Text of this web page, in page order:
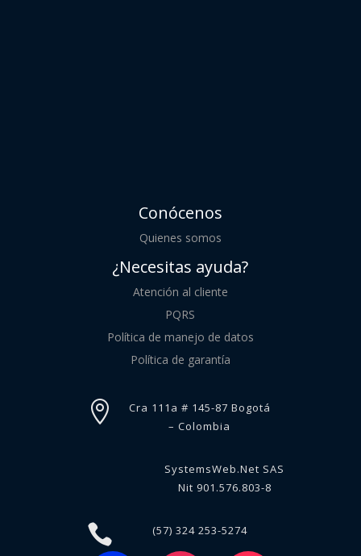
Conócenos
Quienes somos
¿Necesitas ayuda?
Atención al cliente
PQRS
Política de manejo de datos
Política de garantía

Cra 111a # 145-87 Bogotá
– Colombia
SystemsWeb.Net SAS
Nit 901.576.803-8
 (57) 324 253-5274